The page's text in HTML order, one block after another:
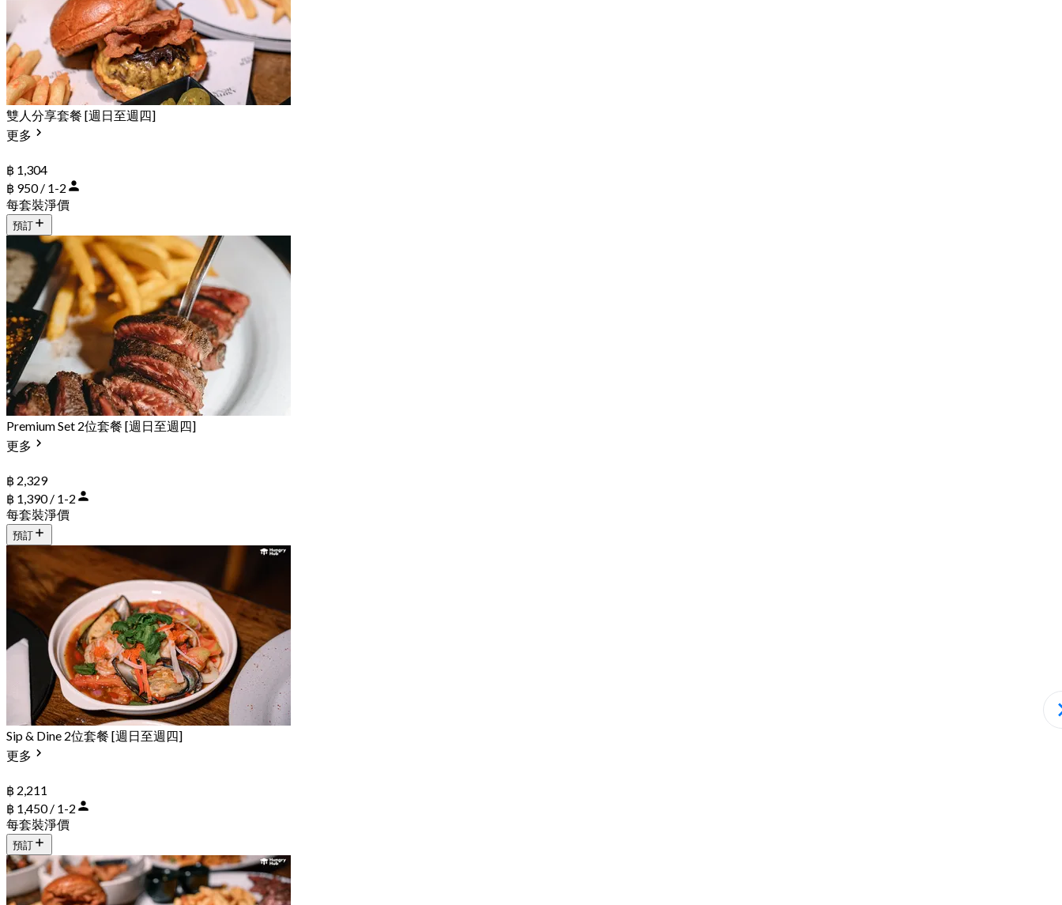
雙人分享套餐 [週日至週四]
更多
฿ 1,304
฿ 950 / 1-2
每套裝淨價
預訂
Premium Set 2位套餐 [週日至週四]
更多
฿ 2,329
฿ 1,390 / 1-2
每套裝淨價
預訂
Sip & Dine 2位套餐 [週日至週四]
更多
฿ 2,211
฿ 1,450 / 1-2
每套裝淨價
預訂